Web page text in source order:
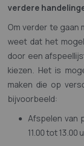
verdere
Om verder te gaan
weet dat het
door een
kiezen. Het is
maken die op
bijvoorbeeld:
Afspelen van
11.00 tot 13.00